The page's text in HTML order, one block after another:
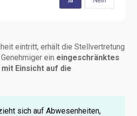
eintritt, erhält die Stellvertretung
ein eingeschränktes
Einsicht auf die
sich auf Abwesenheiten,